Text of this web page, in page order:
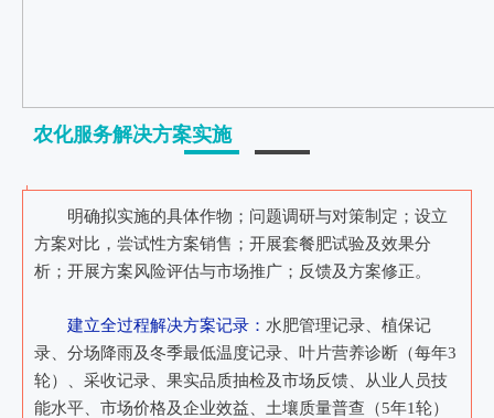
农化服务解决方案实施
明确拟实施的具体作物；问题调研与对策制定；设立
方案对比，尝试性方案销售；开展套餐肥试验及效果分
析；开展方案风险评估与市场推广；反馈及方案修正。
建立全过程解决方案记录： 水肥管理记录、植保记
录、分场降雨及冬季最低温度记录、叶片营养诊断（每年3
轮）、采收记录、果实品质抽检及市场反馈、从业人员技
能水平、市场价格及企业效益、土壤质量普查（5年1轮）